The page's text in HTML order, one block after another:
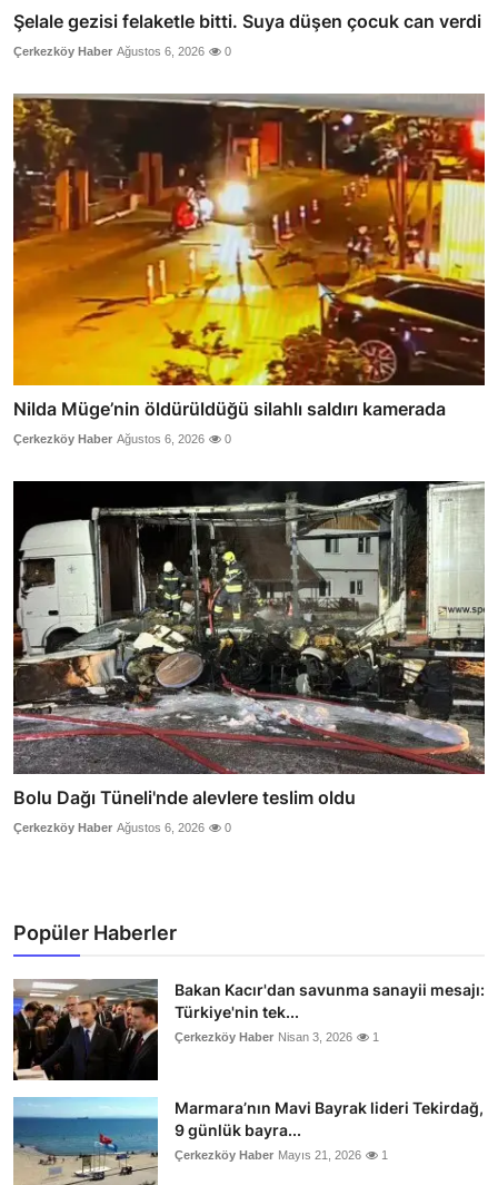
Şelale gezisi felaketle bitti. Suya düşen çocuk can verdi
Çerkezköy Haber Ağustos 6, 2026 0
Nilda Müge’nin öldürüldüğü silahlı saldırı kamerada
Çerkezköy Haber Ağustos 6, 2026 0
Bolu Dağı Tüneli'nde alevlere teslim oldu
Çerkezköy Haber Ağustos 6, 2026 0
Popüler Haberler
Bakan Kacır'dan savunma sanayii mesajı:
Türkiye'nin tek...
Çerkezköy Haber Nisan 3, 2026 1
Marmara’nın Mavi Bayrak lideri Tekirdağ,
9 günlük bayra...
Çerkezköy Haber Mayıs 21, 2026 1